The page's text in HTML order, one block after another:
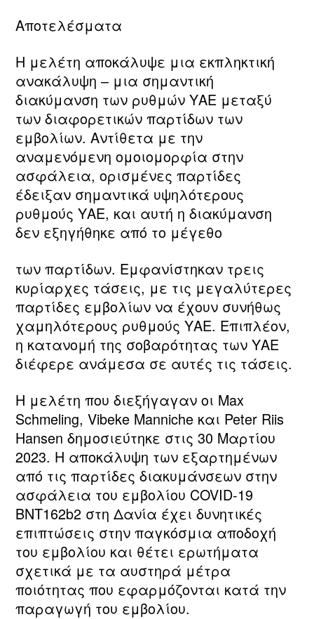
Αποτελέσματα
Η μελέτη αποκάλυψε μια εκπληκτική
ανακάλυψη – μια σημαντική
διακύμανση των ρυθμών ΥΑΕ μεταξύ
των διαφορετικών παρτίδων των
εμβολίων. Αντίθετα με την
αναμενόμενη ομοιομορφία στην
ασφάλεια, ορισμένες παρτίδες
έδειξαν σημαντικά υψηλότερους
ρυθμούς ΥΑΕ, και αυτή η διακύμανση
δεν εξηγήθηκε από το μέγεθο
των παρτίδων. Εμφανίστηκαν τρεις
κυρίαρχες τάσεις, με τις μεγαλύτερες
παρτίδες εμβολίων να έχουν συνήθως
χαμηλότερους ρυθμούς ΥΑΕ. Επιπλέον,
η κατανομή της σοβαρότητας των ΥΑΕ
διέφερε ανάμεσα σε αυτές τις τάσεις.
Η μελέτη που διεξήγαγαν οι Max
Schmeling, Vibeke Manniche και Peter Riis
Hansen δημοσιεύτηκε στις 30 Μαρτίου
2023. Η αποκάλυψη των εξαρτημένων
από τις παρτίδες διακυμάνσεων στην
ασφάλεια του εμβολίου COVID-19
BNT162b2 στη Δανία έχει δυνητικές
επιπτώσεις στην παγκόσμια αποδοχή
του εμβολίου και θέτει ερωτήματα
σχετικά με τα αυστηρά μέτρα
ποιότητας που εφαρμόζονται κατά την
παραγωγή του εμβολίου.